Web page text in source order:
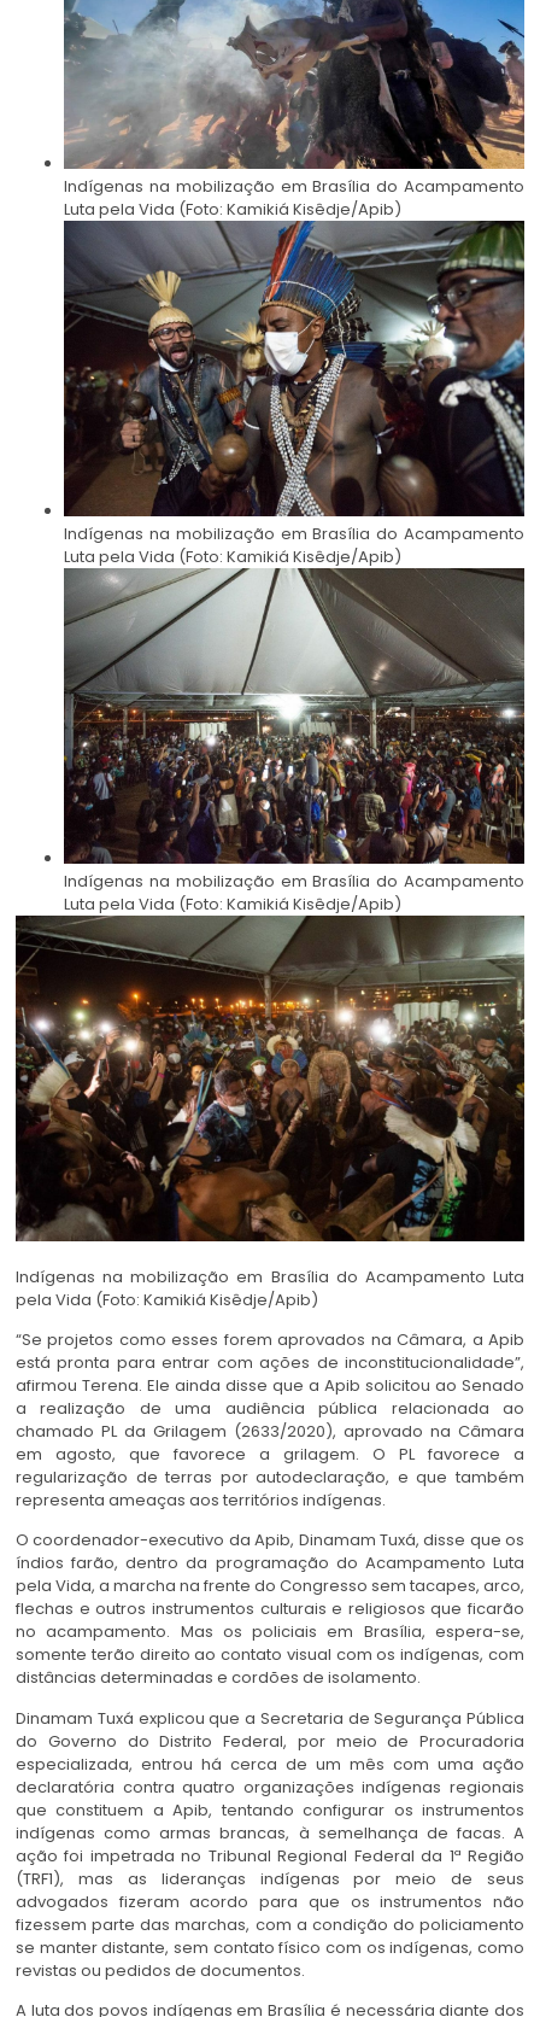
Indígenas na mobilização em Brasília do Acampamento
Luta pela Vida (Foto: Kamikiá Kisêdje/Apib)
Indígenas na mobilização em Brasília do Acampamento
Luta pela Vida (Foto: Kamikiá Kisêdje/Apib)
Indígenas na mobilização em Brasília do Acampamento
Luta pela Vida (Foto: Kamikiá Kisêdje/Apib)
Indígenas na mobilização em Brasília do Acampamento Luta
pela Vida (Foto: Kamikiá Kisêdje/Apib)
“Se projetos como esses forem aprovados na Câmara, a Apib
está pronta para entrar com ações de inconstitucionalidade”,
afirmou Terena. Ele ainda disse que a Apib solicitou ao Senado
a realização de uma audiência pública relacionada ao
chamado PL da Grilagem (2633/2020), aprovado na Câmara
em agosto, que favorece a grilagem. O PL favorece a
regularização de terras por autodeclaração, e que também
representa ameaças aos territórios indígenas.
O coordenador-executivo da Apib, Dinamam Tuxá, disse que os
índios farão, dentro da programação do Acampamento Luta
pela Vida, a marcha na frente do Congresso sem tacapes, arco,
flechas e outros instrumentos culturais e religiosos que ficarão
no acampamento. Mas os policiais em Brasília, espera-se,
somente terão direito ao contato visual com os indígenas, com
distâncias determinadas e cordões de isolamento.
Dinamam Tuxá explicou que a Secretaria de Segurança Pública
do Governo do Distrito Federal, por meio de Procuradoria
especializada, entrou há cerca de um mês com uma ação
declaratória contra quatro organizações indígenas regionais
que constituem a Apib, tentando configurar os instrumentos
indígenas como armas brancas, à semelhança de facas. A
ação foi impetrada no Tribunal Regional Federal da 1ª Região
(TRF1), mas as lideranças indígenas por meio de seus
advogados fizeram acordo para que os instrumentos não
fizessem parte das marchas, com a condição do policiamento
se manter distante, sem contato físico com os indígenas, como
revistas ou pedidos de documentos.
A luta dos povos indígenas em Brasília é necessária diante dos